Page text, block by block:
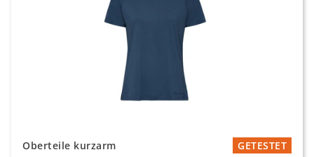
Oberteile kurzarm GETESTET